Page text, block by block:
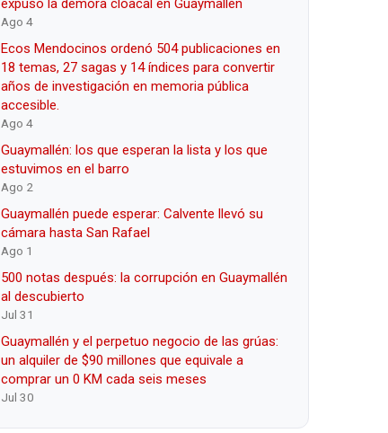
expuso la demora cloacal en Guaymallén
Ago 4
Ecos Mendocinos ordenó 504 publicaciones en
18 temas, 27 sagas y 14 índices para convertir
años de investigación en memoria pública
accesible.
Ago 4
Guaymallén: los que esperan la lista y los que
estuvimos en el barro
Ago 2
Guaymallén puede esperar: Calvente llevó su
cámara hasta San Rafael
Ago 1
500 notas después: la corrupción en Guaymallén
al descubierto
Jul 31
Guaymallén y el perpetuo negocio de las grúas:
un alquiler de $90 millones que equivale a
comprar un 0 KM cada seis meses
Jul 30